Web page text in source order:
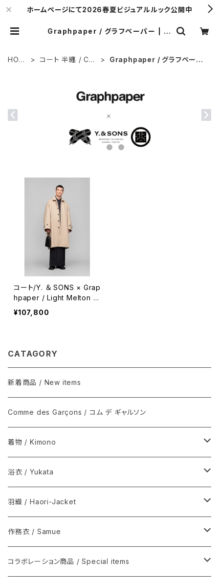
ホームページにて2026春夏ビジュアルルック公開中
Graphpaper / グラフペーパー | Y.
HOM
コート 半纏 / Coa
Graphpaper / グラフペーパ
コート/Y. ＆ SONS × Grap
hpaper / Light Melton O
versized Coat / GREGE
¥107,800
CATAGORY
新着商品 / New items
Comme des Garçons / コム デ ギャルソン
着物 / Kimono
木綿(片貝木綿ほか) / Cotton
シルク / Silk
シルクウール, ウール / Silk-wool, Wool
夏きもの / Summer kimono
浴衣 / Yukata
新着商品 / New items
伊藤若冲シリーズ / Ito Jakuchu
その他 / Others
羽織 / Haori-Jacket
木綿(片貝木綿ほか) / Cotton
シルク / Silk
作務衣 / Samue
ウール / Wool
コラボレーション商品 / Special items